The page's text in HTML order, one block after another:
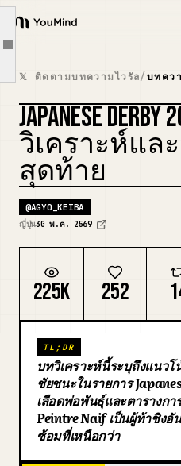
YouMind
ภาพรวม
กรณีการใช้งาน
ทักษะ
พรอมต์
ราคา
ดาวน์โหลด
บล็อก
อัปเดต
Article outline
ผลงานของพ่อม้า
การแข่งขันครั้งก่อน
การแข่งขันครั้งก่อน: ซัทสึกิ โช
ม้าที่ลงซัทสึกิ โชในการแข่งขันครั้งที่สอ
สรุป
𝕏 ติดตามบทความไวรัล/บทคว
JAPANESE
วิเคราะห์แล
สุดท้าย
@AGYO_KEIBA
ญี่ปุ่น30 พ.ค. 2569
225K 252
TL;DR
บทวิเคราะห์นี้ระบุถึงแนว
ชัยชนะในรายการ
เลือดพ่อพันธุ์และตารางก
Peintre Naif เป็นผู้ท้าชิง
ซ้อมที่เหนือกว่า